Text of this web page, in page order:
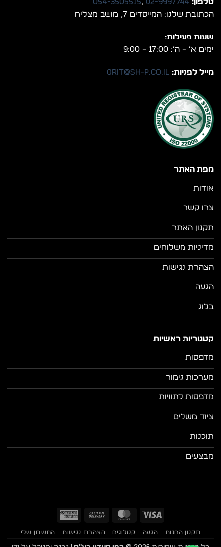
מפת האתר
אודות
צרו קשר
תקנון האתר
מדיניות משלוחים
הצהרת נגישות
הגעה
בלוג
קטגוריות ראשיות
מדפסות
מערכות גימור
מדפסות לתוויות
ציוד משלים
תוכנות
מבצעים
טלפון: 02-9997744
,
054-3505515
הכתובת שלנו: המייסדים 7, מושב מצליח
שעות פעילות:
ימים א’ – ה’: 17:00 – 9:00
מייל לפניות: orit@sh-p.co.il
Visa
MasterCard
Cash
תקנון החנות הגעה קטלוגים הצהרת נגישות החשבון שלי